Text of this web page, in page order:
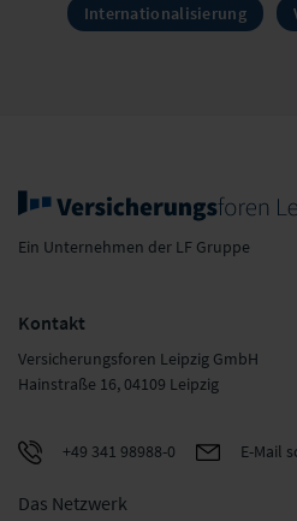
Internationalisierung
Ein Unternehmen der LF Gruppe
Kontakt
Versicherungsforen Leipzig GmbH
Hainstraße 16, 04109 Leipzig
+49 341 98988-0 E-Mail
Das Netzwerk